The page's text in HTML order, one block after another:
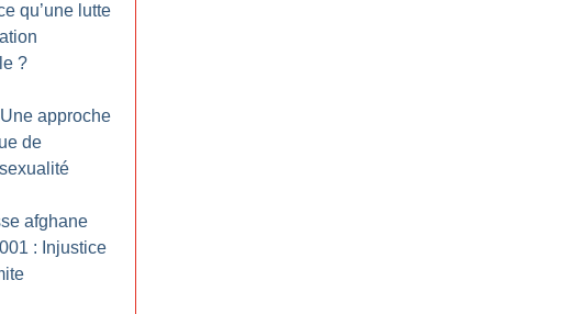
qu’une lutte
?
approche
de
afghane
: Injustice